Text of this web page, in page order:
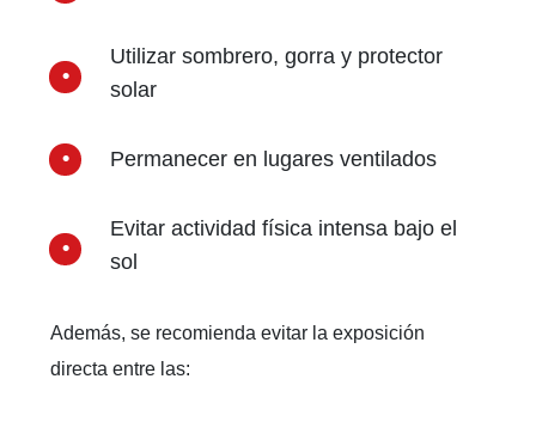
Utilizar sombrero, gorra y protector
solar
Permanecer en lugares ventilados
Evitar actividad física intensa bajo el
sol
Además, se recomienda evitar la exposición
directa entre las: